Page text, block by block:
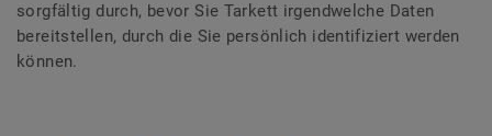
sorgfältig durch, bevor Sie Tarkett irgendwelche Daten
bereitstellen, durch die Sie persönlich identifiziert werden
können.